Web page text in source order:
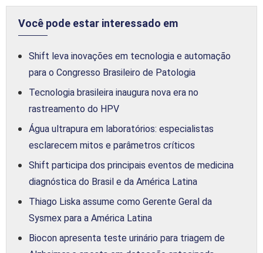
Você pode estar interessado em
Shift leva inovações em tecnologia e automação
para o Congresso Brasileiro de Patologia
Tecnologia brasileira inaugura nova era no
rastreamento do HPV
Água ultrapura em laboratórios: especialistas
esclarecem mitos e parâmetros críticos
Shift participa dos principais eventos de medicina
diagnóstica do Brasil e da América Latina
Thiago Liska assume como Gerente Geral da
Sysmex para a América Latina
Biocon apresenta teste urinário para triagem de